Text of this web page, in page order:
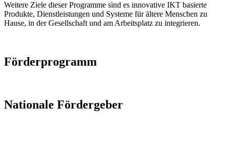
Weitere Ziele dieser Programme sind es innovative IKT basierte
Produkte, Dienstleistungen und Systeme für ältere Menschen zu
Hause, in der Gesellschaft und am Arbeitsplatz zu integrieren.
Förderprogramm
Nationale Fördergeber